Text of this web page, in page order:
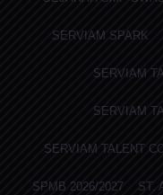
SERVIAM SPARK
SERVIAM
SERVIAM
SERVIAM TALENT
SPMB 2026/2027 ST.